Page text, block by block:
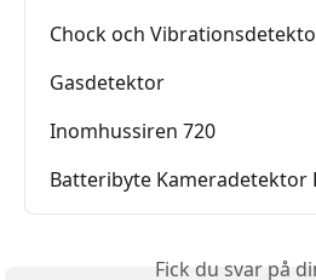
Chock och
Gasdetektor
Inomhussiren 720
Batteribyte Kameradetektor
Fick du svar på